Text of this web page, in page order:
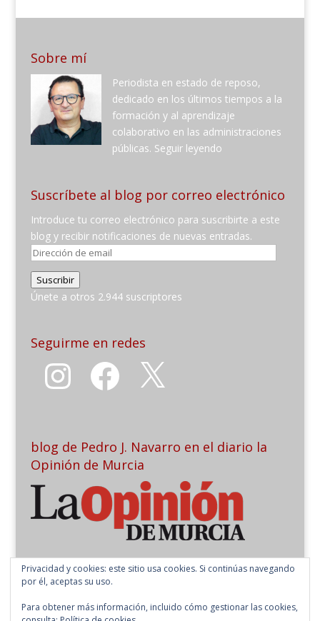
Sobre mí
Periodista en estado de reposo,
dedicado en los últimos tiempos a la
formación y al aprendizaje
colaborativo en las administraciones
públicas. Seguir leyendo
Suscríbete al blog por correo electrónico
Introduce tu correo electrónico para suscribirte a este
blog y recibir notificaciones de nuevas entradas.
Dirección
email
Suscribir
Únete a otros 2.944 suscriptores
Seguirme en redes
Instagram Facebook
blog de Pedro J. Navarro en el diario la
Opinión de Murcia
Privacidad y cookies: este sitio usa cookies. Si continúas navegando
por él, aceptas su uso.
Para obtener más información, incluido cómo gestionar las cookies,